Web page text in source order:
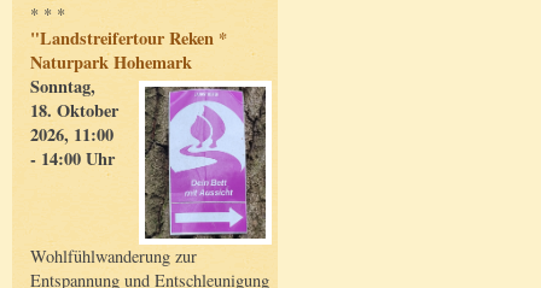
* * *
"Landstreifertour Reken *
Naturpark Hohemark
Sonntag,
18. Oktober
2026, 11:00
- 14:00 Uhr
Wohlfühlwanderung zur
Entspannung und Entschleunigung